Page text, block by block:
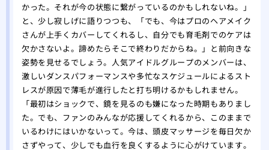
かった。それが今の状態に繋がっているのかもしれないね。」
と、少し寂しげに語りつつも、「でも、今はプロのヘアメイク
さんが上手くカバーしてくれるし、自分でも育毛剤でのケアは
欠かさないよ。諦めたらそこで終わりだからね。」と前向きな
姿勢を見せるでしょう。人気アイドルグループのメンバーは、
激しいダンスパフォーマンスや多忙なスケジュールによるスト
レスが原因で薄毛が進行したと打ち明けるかもしれません。
「最初はショックで、鏡を見るのも嫌になった時期もありまし
た。でも、ファンのみんなが応援してくれるから、このままで
いるわけにはいかないって。今は、頭皮マッサージを毎日欠か
さずやって、少しでも血行を良くするように心がけています。